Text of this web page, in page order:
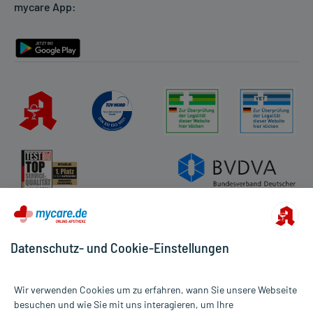
Rückgabe/Widerruf
mycare App:
Datenschutz- und Cookie-Einstellungen
Wir verwenden Cookies um zu erfahren, wann Sie unsere Webseite
besuchen und wie Sie mit uns interagieren, um Ihre